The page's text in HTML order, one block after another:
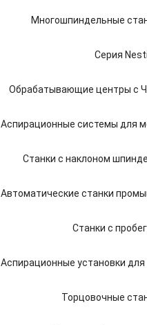
Многошпиндельные
Серия
Обрабатывающие центры с
Аспирационные системы для
Станки с наклоном
Автоматические станки
Станки с
Аспирационные установки для
Торцовочные